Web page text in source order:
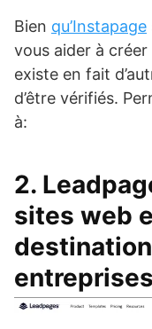
Bien qu’Instapage
vous aider à
existe en fait
d’être vérifiés.
à:
2.
sites web
entreprises